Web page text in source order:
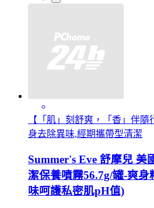
【「肌」刻舒爽，「香」伴
身去除異味,經期攜帶型清潔
Summer's Eve 舒摩兒 美
潔保養噴霧56.7g/罐-爽
味呵護私密肌pH值)